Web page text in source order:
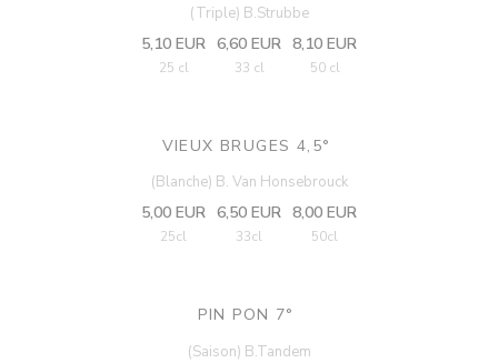
(Triple) B.Strubbe
5,10 EUR
25 cl
6,60 EUR
33 cl
8,10 EUR
50 cl
VIEUX BRUGES 4,5°
(Blanche) B. Van Honsebrouck
5,00 EUR
25cl
6,50 EUR
33cl
8,00 EUR
50cl
PIN PON 7°
(Saison) B.Tandem